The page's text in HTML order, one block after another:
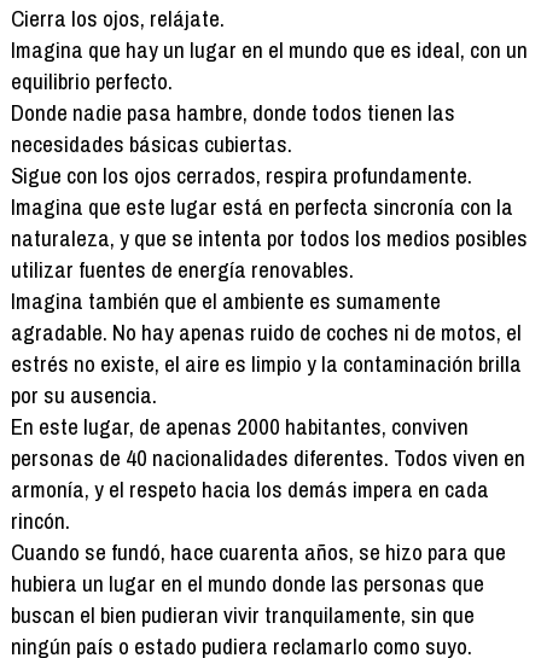
Cierra los ojos, relájate.
Imagina que hay un lugar en el mundo que es ideal, con un
equilibrio perfecto.
Donde nadie pasa hambre, donde todos tienen las
necesidades básicas cubiertas.
Sigue con los ojos cerrados, respira profundamente.
Imagina que este lugar está en perfecta sincronía con la
naturaleza, y que se intenta por todos los medios posibles
utilizar fuentes de energía renovables.
Imagina también que el ambiente es sumamente
agradable. No hay apenas ruido de coches ni de motos, el
estrés no existe, el aire es limpio y la contaminación brilla
por su ausencia.
En este lugar, de apenas 2000 habitantes, conviven
personas de 40 nacionalidades diferentes. Todos viven en
armonía, y el respeto hacia los demás impera en cada
rincón.
Cuando se fundó, hace cuarenta años, se hizo para que
hubiera un lugar en el mundo donde las personas que
buscan el bien pudieran vivir tranquilamente, sin que
ningún país o estado pudiera reclamarlo como suyo.